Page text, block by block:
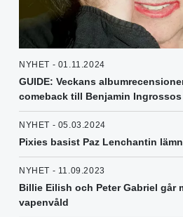
NYHET - 01.11.2024
GUIDE: Veckans
comeback till Benjamin
NYHET - 05.03.2024
Pixies basist Paz Lenchantin
NYHET - 11.09.2023
Billie Eilish och Peter Gabriel går
vapenvåld